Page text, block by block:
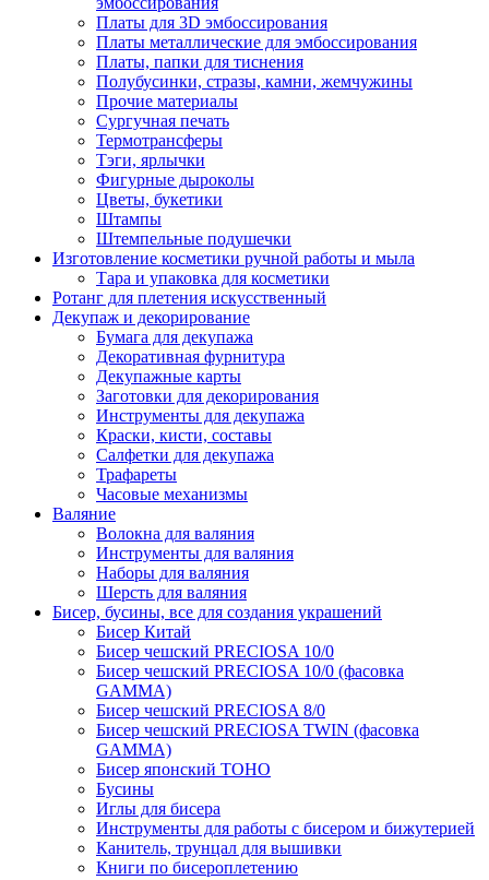
Платы для 3D эмбоссирования
Платы металлические для эмбоссирования
Платы, папки для тиснения
Полубусинки, стразы, камни, жемчужины
Прочие материалы
Сургучная печать
Термотрансферы
Тэги, ярлычки
Фигурные дыроколы
Цветы, букетики
Штампы
Штемпельные подушечки
Изготовление косметики ручной работы и мыла
Тара и упаковка для косметики
Ротанг для плетения искусственный
Декупаж и декорирование
Бумага для декупажа
Декоративная фурнитура
Декупажные карты
Заготовки для декорирования
Инструменты для декупажа
Краски, кисти, составы
Салфетки для декупажа
Трафареты
Часовые механизмы
Валяние
Волокна для валяния
Инструменты для валяния
Наборы для валяния
Шерсть для валяния
Бисер, бусины, все для создания украшений
Бисер Китай
Бисер чешский PRECIOSA 10/0
Бисер чешский PRECIOSA 10/0 (фасовка
GAMMA)
Бисер чешский PRECIOSA 8/0
Бисер чешский PRECIOSA TWIN (фасовка
GAMMA)
Бисер японский TOHO
Бусины
Иглы для бисера
Инструменты для работы с бисером и бижутерией
Канитель, трунцал для вышивки
Книги по бисероплетению